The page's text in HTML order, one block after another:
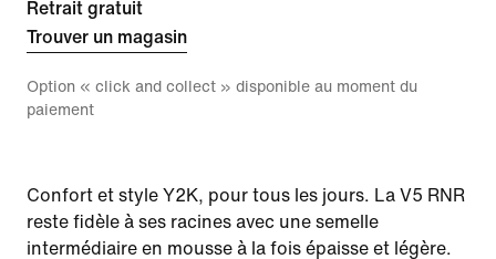
Retrait gratuit
Trouver un magasin
Option « click and collect » disponible au moment du
paiement
Confort et style Y2K, pour tous les jours. La V5 RNR
reste fidèle à ses racines avec une semelle
intermédiaire en mousse à la fois épaisse et légère.